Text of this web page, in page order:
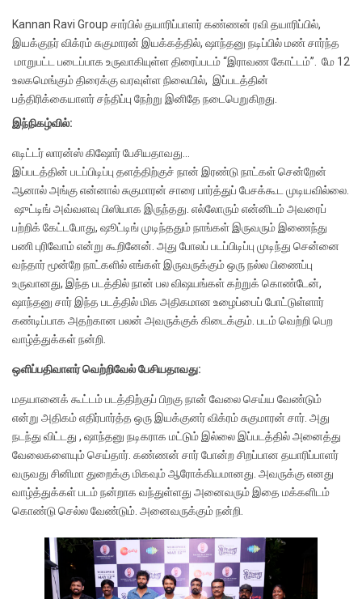
Kannan Ravi Group சார்பில் தயாரிப்பாளர் கண்ணன் ரவி தயாரிப்பில்,
இயக்குநர் விக்ரம் சுகுமாரன் இயக்கத்தில், ஷாந்தனு நடிப்பில் மண் சார்ந்த
மாறுபட்ட படைப்பாக உருவாகியுள்ள திரைப்படம் “இராவண கோட்டம்”. மே 12
உலகமெங்கும் திரைக்கு வரவுள்ள நிலையில், இப்படத்தின்
பத்திரிக்கையாளர் சந்திப்பு நேற்று இனிதே நடைபெறுகிறது.
இந்நிகழ்வில்:
எடிட்டர் லாரன்ஸ் கிஷோர் பேசியதாவது…
இப்படத்தின் படப்பிடிப்பு தளத்திற்குச் நான் இரண்டு நாட்கள் சென்றேன்
ஆனால் அங்கு என்னால் சுகுமாரன் சாரை பார்த்துப் பேசக்கூட முடியவில்லை.
ஷுட்டிங் அவ்வளவு பிஸியாக இருந்தது. எல்லோரும் என்னிடம் அவரைப்
பற்றிக் கேட்டபோது, ஷூட்டிங் முடிந்ததும் நாங்கள் இருவரும் இணைந்து
பணி புரிவோம் என்று கூறினேன். அது போலப் படப்பிடிப்பு முடிந்து சென்னை
வந்தார் மூன்றே நாட்களில் எங்கள் இருவருக்கும் ஒரு நல்ல பிணைப்பு
உருவானது, இந்த படத்தில் நான் பல விஷயங்கள் கற்றுக் கொண்டேன்,
ஷாந்தனு சார் இந்த படத்தில் மிக அதிகமான உழைப்பைப் போட்டுள்ளார்
கண்டிப்பாக அதற்கான பலன் அவருக்குக் கிடைக்கும். படம் வெற்றி பெற
வாழ்த்துக்கள் நன்றி.
ஒளிப்பதிவாளர் வெற்றிவேல் பேசியதாவது:
மதயானைக் கூட்டம் படத்திற்குப் பிறகு நான் வேலை செய்ய வேண்டும்
என்று அதிகம் எதிர்பார்த்த ஒரு இயக்குனர் விக்ரம் சுகுமாரன் சார். அது
நடந்து விட்டது , ஷாந்தனு நடிகராக மட்டும் இல்லை இப்படத்தில் அனைத்து
வேலைகளையும் செய்தார். கண்ணன் சார் போன்ற சிறப்பான தயாரிப்பாளர்
வருவது சினிமா துறைக்கு மிகவும் ஆரோக்கியமானது. அவருக்கு எனது
வாழ்த்துக்கள் படம் நன்றாக வந்துள்ளது அனைவரும் இதை மக்களிடம்
கொண்டு செல்ல வேண்டும். அனைவருக்கும் நன்றி.